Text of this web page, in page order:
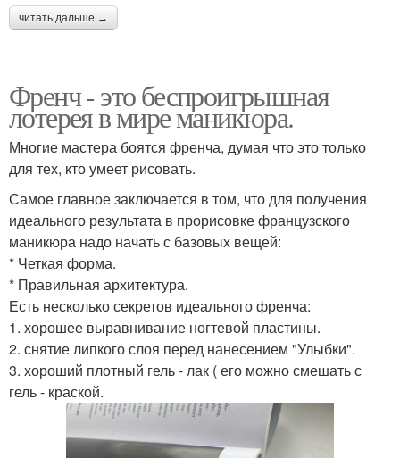
читать дальше →
Френч - это беспроигрышная
лотерея в мире маникюра.
Многие мастера боятся френча, думая что это только
для тех, кто умеет рисовать.
Самое главное заключается в том, что для получения
идеального результата в прорисовке французского
маникюра надо начать с базовых вещей:
* Четкая форма.
* Правильная архитектура.
Есть несколько секретов идеального френча:
1. хорошее выравнивание ногтевой пластины.
2. снятие липкого слоя перед нанесением "Улыбки".
3. хороший плотный гель - лак ( его можно смешать с
гель - краской.